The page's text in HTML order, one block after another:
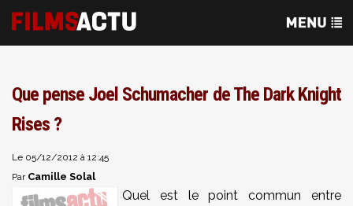
Que pense Joel Schumacher de The Dark Knight
Rises ?
Le 05/12/2012 à 12:45
Par Camille Solal
Quel est le point commun entre